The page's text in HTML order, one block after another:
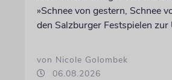
»Schnee von gestern, Schnee
den Salzburger Festspielen
von Nicole Golombek
06.08.2026